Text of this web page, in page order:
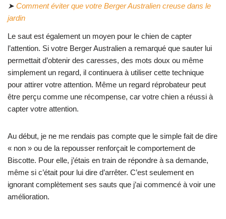
➤ Comment éviter que votre Berger Australien creuse dans le
jardin
Le saut est également un moyen pour le chien de capter
l’attention. Si votre Berger Australien a remarqué que sauter lui
permettait d’obtenir des caresses, des mots doux ou même
simplement un regard, il continuera à utiliser cette technique
pour attirer votre attention. Même un regard réprobateur peut
être perçu comme une récompense, car votre chien a réussi à
capter votre attention.
Au début, je ne me rendais pas compte que le simple fait de dire
« non » ou de la repousser renforçait le comportement de
Biscotte. Pour elle, j’étais en train de répondre à sa demande,
même si c’était pour lui dire d’arrêter. C’est seulement en
ignorant complètement ses sauts que j’ai commencé à voir une
amélioration.